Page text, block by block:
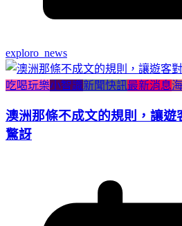
exploro_news
吃喝玩樂小智識新聞快訊最新消息
澳洲那條不成文的規則，讓遊
驚訝